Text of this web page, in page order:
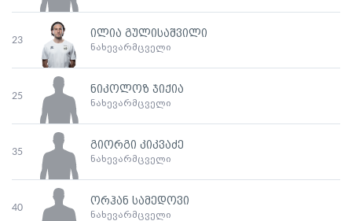
23
ილია გულისაშვილი
ნახევარმცველი
25
ნიკოლოზ ჯიქია
ნახევარმცველი
35
გიორგი კიკვაძე
ნახევარმცველი
40
ორჰან სამედოვი
ნახევარმცველი